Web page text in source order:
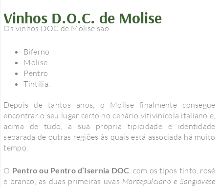
Vinhos D.O.C. de Molise
Os vinhos DOC de Molise são:
Biferno
Molise
Pentro
Tintilia.
Depois de tantos anos, o Molise finalmente consegue
encontrar o seu lugar certo no cenário vitivinícola italiano e,
acima de tudo, a sua própria tipicidade e identidade
separada de outras regiões às quais está associada há muito
tempo.
O Pentro ou Pentro d’Isernia DOC, com os tipos tinto, rosé
e branco, as duas primeiras uvas Montepulciano e Sangiovese